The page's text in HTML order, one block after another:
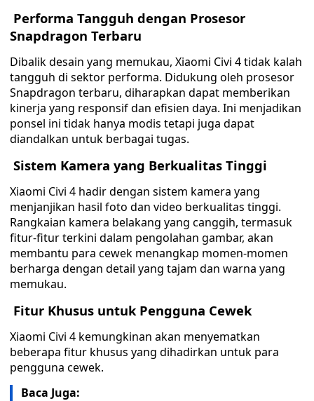
Performa Tangguh dengan Prosesor
Snapdragon Terbaru
Dibalik desain yang memukau, Xiaomi Civi 4 tidak kalah
tangguh di sektor performa. Didukung oleh prosesor
Snapdragon terbaru, diharapkan dapat memberikan
kinerja yang responsif dan efisien daya. Ini menjadikan
ponsel ini tidak hanya modis tetapi juga dapat
diandalkan untuk berbagai tugas.
Sistem Kamera yang Berkualitas Tinggi
Xiaomi Civi 4 hadir dengan sistem kamera yang
menjanjikan hasil foto dan video berkualitas tinggi.
Rangkaian kamera belakang yang canggih, termasuk
fitur-fitur terkini dalam pengolahan gambar, akan
membantu para cewek menangkap momen-momen
berharga dengan detail yang tajam dan warna yang
memukau.
Fitur Khusus untuk Pengguna Cewek
Xiaomi Civi 4 kemungkinan akan menyematkan
beberapa fitur khusus yang dihadirkan untuk para
pengguna cewek.
Baca Juga: